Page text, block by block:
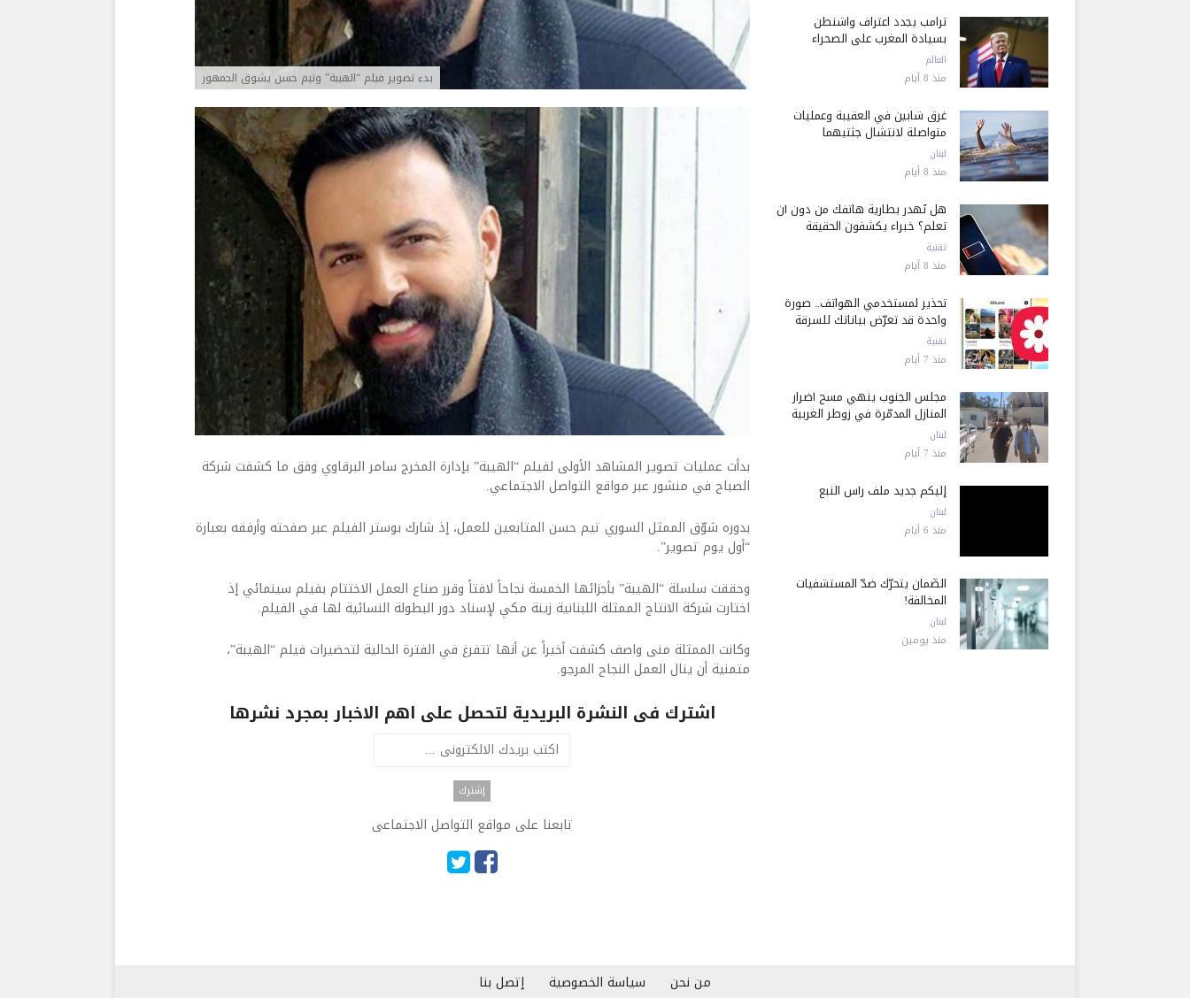
بدء تصوير فيلم “الهيبة” وتيم حسن يشوق الجمهور
بدأت عمليات تصوير المشاهد الأولى لفيلم “​الهيبة​” بإدارة المخرج سامر البرقاوي وفق ما كشفت شركة
الصباح في منشور عبر مواقع التواصل الاجتماعي.
بدوره شوّق الممثل السوري ​تيم حسن​ المتابعين للعمل، إذ شارك بوستر الفيلم عبر صفحته وأرفقه بعبارة
“أول يوم تصوير”.
وحققت سلسلة “الهيبة” بأجزائها الخمسة نجاحاً لافتاً وقرر صناع العمل الاختتام بفيلم سينمائي إذ
اختارت شركة الانتاج الممثلة اللبنانية ​زينة مكي​ لإسناد دور البطولة النسائية لها في الفيلم.
وكانت الممثلة منى واصف كشفت أخيراً عن أنها تتفرغ في الفترة الحالية لتحضيرات فيلم “الهيبة”،
متمنية أن ينال العمل النجاح المرجو.
اشترك فى النشرة البريدية لتحصل على اهم الاخبار بمجرد نشرها
تابعنا على مواقع التواصل الاجتماعى
ترامب يجدد اعتراف واشنطن
بسيادة المغرب على الصحراء
العالم
منذ 8 أيام
غرق شابين في العقيبة وعمليات
متواصلة لانتشال جثتيهما
لبنان
منذ 8 أيام
هل تُهدر بطارية هاتفك من دون أن
تعلم؟ خبراء يكشفون الحقيقة
تقنية
منذ 8 أيام
تحذير لمستخدمي الهواتف.. صورة
واحدة قد تعرّض بياناتك للسرقة
تقنية
منذ 7 أيام
مجلس الجنوب ينهي مسح أضرار
المنازل المدمّرة في زوطر الغربية
لبنان
منذ 7 أيام
إليكم جديد ملف رأس النبع
لبنان
منذ 6 أيام
الضّمان يتحرّك ضدّ المستشفيات
المخالفة!
لبنان
منذ يومين
من نحن سياسة الخصوصية إتصل بنا